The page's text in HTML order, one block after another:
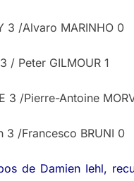
3 /Alvaro MARINHO 0
/ Peter GILMOUR 1
3 /Pierre-Antoine
3 /Francesco BRUNI 0
de Damien Iehl,